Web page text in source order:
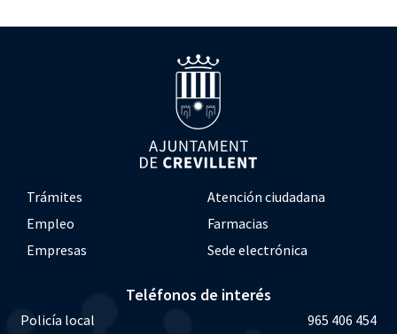
Trámites
Atención ciudadana
Empleo
Farmacias
Empresas
Sede electrónica
Teléfonos de interés
Policía local
965 406 454